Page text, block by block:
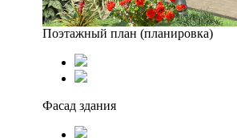
Поэтажный план (планировка)
Фасад здания